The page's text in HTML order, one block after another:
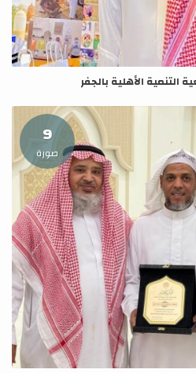
الأهلية بالجفر
9
صورة